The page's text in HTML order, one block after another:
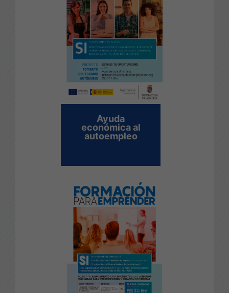
Ayuda
económica al
autoempleo